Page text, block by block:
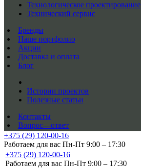
Технологическое проектирование
Технический сервис
Бренды
Наше портфолио
Акции
Доставка и оплата
Блог
Истории проектов
Полезные статьи
Контакты
Вопрос—ответ
+375 (29) 120-00-16
Работаем для вас Пн-Пт 9:00 – 17:30
+375 (29) 120-00-16
Работаем для вас Пн-Пт 9:00 – 17:30